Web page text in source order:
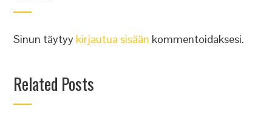
Sinun täytyy kirjautua sisään kommentoidaksesi.
Related Posts